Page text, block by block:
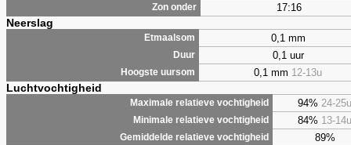
Zon onder 17:16
Neerslag
Etmaalsom 0,1 mm
Duur 0,1 uur
Hoogste uursom 0,1 mm 12-13u
Luchtvochtigheid
Maximale relatieve vochtigheid 94% 24-25u
Minimale relatieve vochtigheid 84% 13-14u
Gemiddelde relatieve vochtigheid 89%